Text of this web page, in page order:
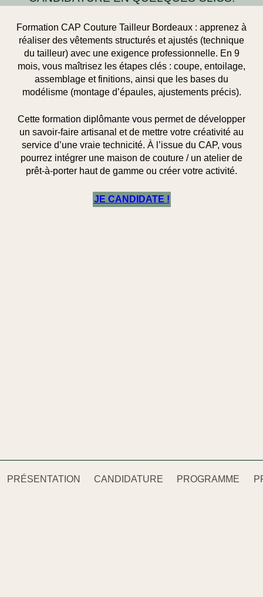
Formation CAP Couture Tailleur Bordeaux : apprenez à
réaliser des vêtements structurés et ajustés (technique
du tailleur) avec une exigence professionnelle. En 9
mois, vous maîtrisez les étapes clés : coupe, entoilage,
assemblage etfinitions, ainsi que les bases du
modélisme(montage d’épaules, ajustements précis).
Cette formation diplômante vous permet de développer
un savoir-faire artisanal et de mettre votre créativité au
service d’une vraie technicité. À l’issue du CAP, vous
pourrez intégrer une maison de couture / un atelier de
prêt-à-porter haut de gamme ou créer votre activité.
JE CANDIDATE !
PRÉSENTATION CANDIDATURE PROGRAMME